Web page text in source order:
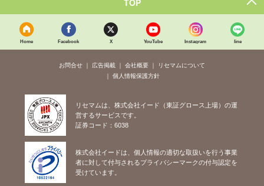
TOP
Home Facebook X YouTube Instagram line
お問合せ 広告掲載 会社概要
リセマムについて
個人情報保護方針
リセマムは、株式会社イード（東証グロース上場）の運
営するサービスです。
証券コード：6038
株式会社イードは、個人情報の適切な取扱いを行う事業
者に対して付与されるプライバシーマークの付与認定を
受けています。